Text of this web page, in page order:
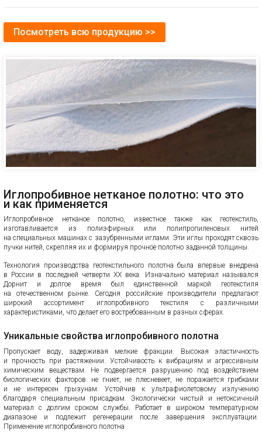
Посмотреть всю продукцию >>
Иглопробивное нетканое полотно: что это
и как применяется
Иглопробивное нетканое полотно, известное также как геотекстиль,
изготавливается из полиэфирных или полипропиленовых нитей
на специальных машинах с зазубренными иглами. Эти иглы проходят сквозь
пучки нитей, скрепляя их и формируя прочное полотно заданной толщины.
Технология производства геотекстильного полотна была впервые внедрена
в России в последней четверти XX века. Изначально материал назывался
Дорнит и долгое время был единственной маркой геотекстиля
на отечественном рынке. Сегодня российские производители предлагают
широкий ассортимент иглопробивного текстиля с различными
характеристиками, что делает его востребованным в разных сферах.
Уникальные свойства иглопробивного полотна
Пропускает воду, задерживая мелкие фракции. Высокая эластичность
и прочность при растяжении. Устойчивость к вибрациям и агрессивным
химическим веществам. Не подвергается разрушению под воздействием
биологических факторов: не гниет, не плесневеет, не поражается грибками
и не интересен грызунам. Устойчив к ультрафиолетовому излучению
благодаря специальным присадкам. Экологически чистый и нетоксичный
материал с долгим сроком службы. Работает в широком температурном
диапазоне и подлежит регенерации после завершения эксплуатации.
Применение иглопробивного полотна